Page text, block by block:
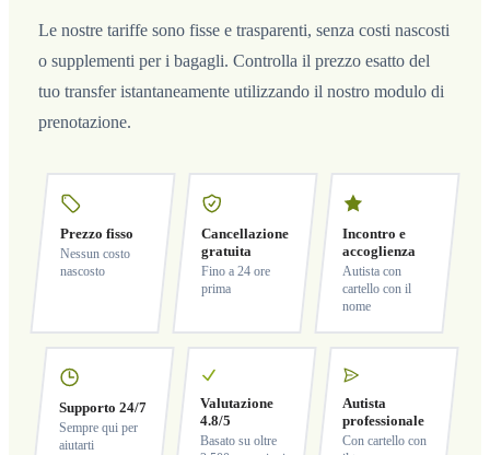
Le nostre tariffe sono fisse e trasparenti, senza costi nascosti
o supplementi per i bagagli. Controlla il prezzo esatto del
tuo transfer istantaneamente utilizzando il nostro modulo di
prenotazione.
Prezzo fisso
Nessun costo
nascosto
Cancellazione
gratuita
Fino a 24 ore
prima
Incontro e
accoglienza
Autista con
cartello con il
nome
Supporto 24/7
Sempre qui per
aiutarti
Valutazione
4.8/5
Basato su oltre
Autista
professionale
Con cartello con